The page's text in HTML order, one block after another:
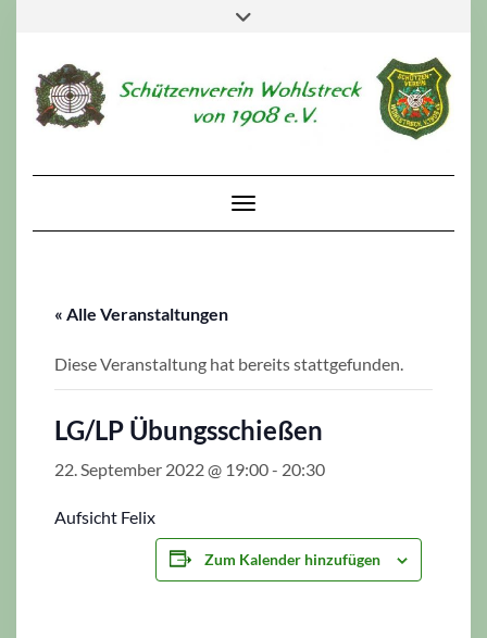
Toggle Navigation
« Alle Veranstaltungen
Diese Veranstaltung hat bereits stattgefunden.
LG/LP Übungsschießen
22. September 2022 @ 19:00- 20:30
Aufsicht Felix
Zum Kalender hinzufügen